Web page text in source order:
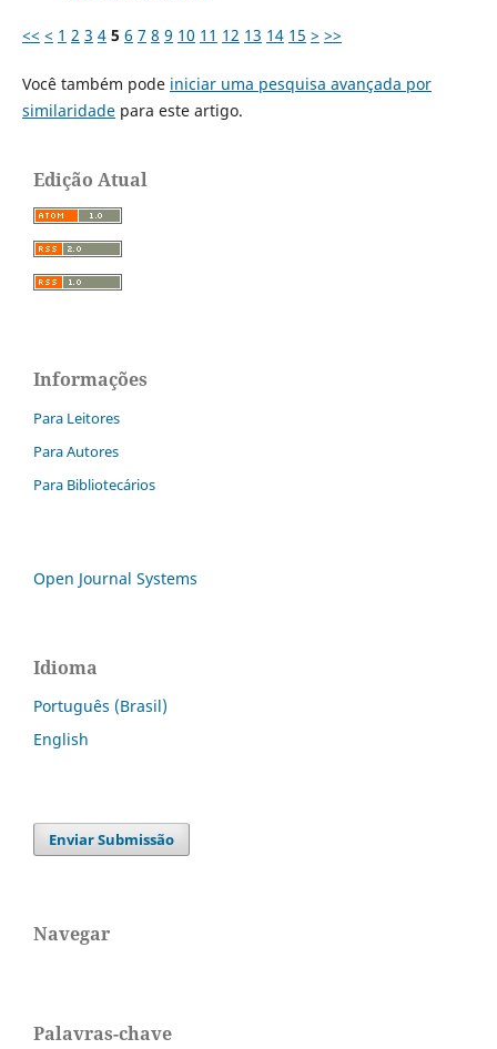
<< < 1 2 3 4 5 6 7 8 9 10 11 12 13 14 15 > >>
Você também pode iniciar uma pesquisa avançada por
similaridadepara este artigo.
Edição Atual
Informações
Para Leitores
Para Autores
Para Bibliotecários
Open Journal Systems
Idioma
Português (Brasil)
English
Enviar Submissão
Navegar
Palavras-chave